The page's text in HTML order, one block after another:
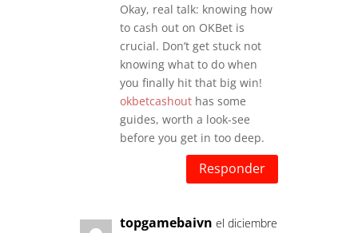
Okay, real talk: knowing how
to cash out on OKBet is
crucial. Don’t get stuck not
knowing what to do when
you finally hit that big win!
okbetcashout has some
guides, worth a look-see
before you get in too deep.
Responder
topgamebaivn el diciembre